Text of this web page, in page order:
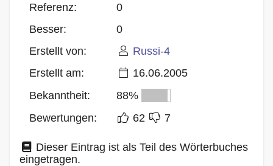
Blog
Referenz:
0
Besser:
0
Erstellt von:
Russi-4
Erstellt am:
16.06.2005
Bekanntheit:
88%
Bewertungen:
62 7
Dieser Eintrag ist als Teil des Wörterbuches
eingetragen.